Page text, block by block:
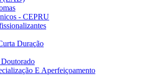
- CEPRU
Duração
E Aperfeiçoamento